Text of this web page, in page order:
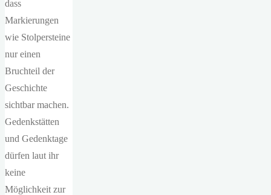
dass
Markierungen
wie Stolpersteine
nur einen
Bruchteil der
Geschichte
sichtbar machen.
Gedenkstätten
und Gedenktage
dürfen laut ihr
keine
Möglichkeit zur